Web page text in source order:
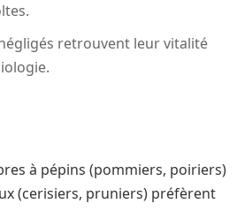
retrouvent leur vitalité
à pépins (pommiers, poiriers)
(cerisiers, pruniers) préfèrent